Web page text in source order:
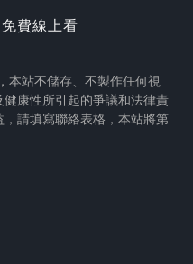
費線上看
本站不儲存、不製作任何視
康性所引起的爭議和法律責
請填寫聯絡表格，本站將第